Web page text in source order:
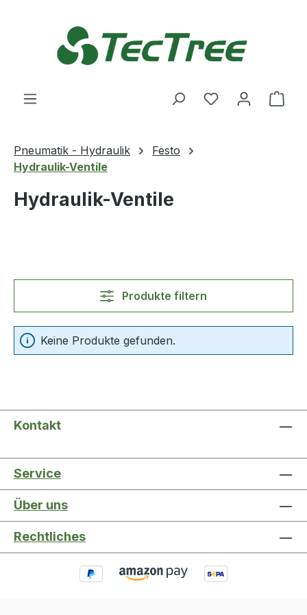
Du hast 0
Pneumatik - Hydraulik
Festo
Hydraulik-Ventile
Hydraulik-Ventile
Produkte filtern
Keine Produkte gefunden.
Kontakt
Service
Über uns
Rechtliches